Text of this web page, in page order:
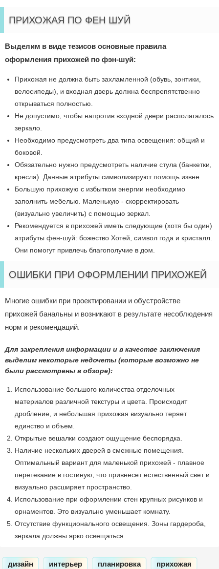
ПРИХОЖАЯ ПО ФЕН ШУЙ
Выделим в виде тезисов основные правила
оформления прихожей по фэн-шуй:
Прихожая не должна быть захламленной (обувь, зонтики,
велосипеды), и входная дверь должна беспрепятственно
открываться полностью.
Не допустимо, чтобы напротив входной двери располагалось
зеркало.
Необходимо предусмотреть два типа освещения: общий и
боковой.
Обязательно нужно предусмотреть наличие стула (банкетки,
кресла). Данные атрибуты символизируют помощь извне.
Большую прихожую с избытком энергии необходимо
заполнить мебелью. Маленькую - скорректировать
(визуально увеличить) с помощью зеркал.
Рекомендуется в прихожей иметь следующие (хотя бы один)
атрибуты фен-шуй: божество Хотей, символ года и кристалл.
Они помогут привлечь благополучие в дом.
ОШИБКИ ПРИ ОФОРМЛЕНИИ ПРИХОЖЕЙ
Многие ошибки при проектировании и обустройстве
прихожей банальны и возникают в результате несоблюдения
норм и рекомендаций.
Для закрепления информации и в качестве заключения
выделим некоторые недочеты (которые возможно не
были рассмотрены в обзоре):
Использование большого количества отделочных
материалов различной текстуры и цвета. Происходит
дробление, и небольшая прихожая визуально теряет
единство и объем.
Открытые вешалки создают ощущение беспорядка.
Наличие нескольких дверей в смежные помещения.
Оптимальный вариант для маленькой прихожей - плавное
перетекание в гостиную, что привнесет естественный свет и
визуально расширяет пространство.
Использование при оформлении стен крупных рисунков и
орнаментов. Это визуально уменьшает комнату.
Отсутствие функционального освещения. Зоны гардероба,
зеркала должны ярко освещаться.
дизайн интерьер планировка прихожая